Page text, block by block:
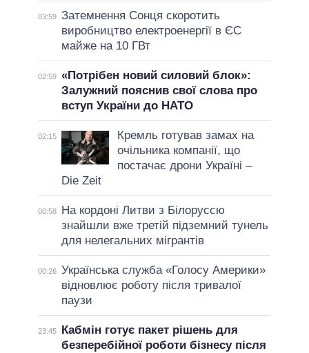
03:59 Затемнення Сонця скоротить
виробництво електроенергії в ЄС
майже на 10 ГВт
02:59 «Потрібен новий силовий блок»:
Залужний пояснив свої слова про
вступ України до НАТО
02:15
Кремль готував замах на
очільника компанії, що
постачає дрони Україні –
Die Zeit
00:58
На кордоні Литви з Білоруссю
знайшли вже третій підземний тунель
для нелегальних мігрантів
00:26 Українська служба «Голосу Америки»
відновлює роботу після тривалої
паузи
23:45
Кабмін готує пакет рішень для
безперебійної роботи бізнесу після